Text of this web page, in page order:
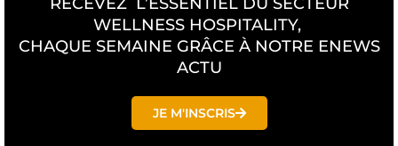
WELLNESS HOSPITALITY,
CHAQUE SEMAINE GRÂCE À NOTRE ENEWS
ACTU
JE M'INSCRIS